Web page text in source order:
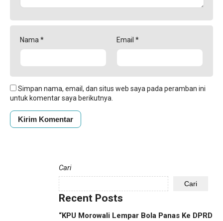
Nama* Email *
Simpan nama, email, dan situs web saya pada peramban ini
untuk komentar saya berikutnya.
Cari
Cari
Recent Posts
“KPU Morowali Lempar Bola Panas Ke DPRD